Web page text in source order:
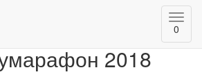
0
2018